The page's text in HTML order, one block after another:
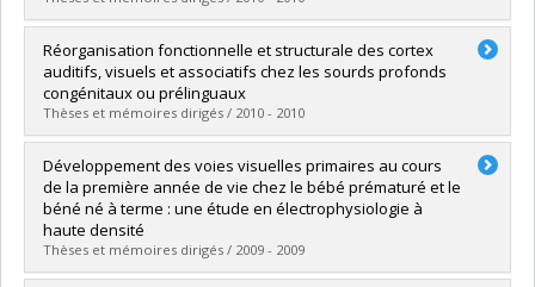
Lien vers le document dans Papyrus
Graduate :Fortin, Madeleine
Cycle :Doctoral
Grade :Ph. D.
Lien vers le document dans Papyrus
Réorganisation fonctionnelle et structurale des cortex
auditifs, visuels et associatifs chez les sourds profonds
congénitaux ou prélinguaux
Thèses et mémoires dirigés / 2010 - 2010
Graduate :Vachon, Patrick
Cycle :Doctoral
Grade :Ph. D.
Lien vers le document dans Papyrus
Développement des voies visuelles primaires au cours
de la première année de vie chez le bébé prématuré et le
béné né à terme : une étude en électrophysiologie à
haute densité
Thèses et mémoires dirigés / 2009 - 2009